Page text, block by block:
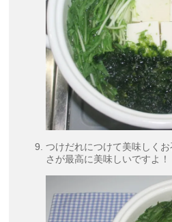
つけだれにつけて美味しく
さが最高に美味しいですよ！